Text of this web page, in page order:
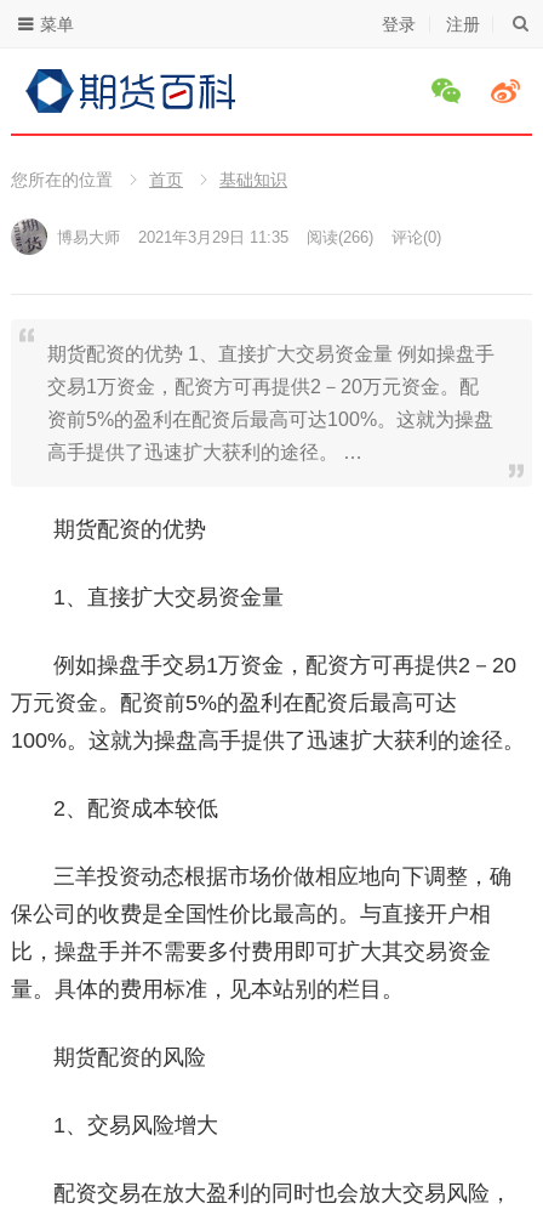
登录 注册
菜单
您所在的位置 首页 基础知识
博易大师 2021年3月29日 11:35 阅读(266) 评论(0)
期货配资的优势 1、直接扩大交易资金量 例如操盘手
交易1万资金，配资方可再提供2－20万元资金。配
资前5%的盈利在配资后最高可达100%。这就为操盘
高手提供了迅速扩大获利的途径。 …
期货配资的优势
1、直接扩大交易资金量
例如操盘手交易1万资金，配资方可再提供2－20
万元资金。配资前5%的盈利在配资后最高可达
100%。这就为操盘高手提供了迅速扩大获利的途径。
2、配资成本较低
三羊投资动态根据市场价做相应地向下调整，确
保公司的收费是全国性价比最高的。与直接开户相
比，操盘手并不需要多付费用即可扩大其交易资金
量。具体的费用标准，见本站别的栏目。
期货配资的风险
1、交易风险增大
配资交易在放大盈利的同时也会放大交易风险，